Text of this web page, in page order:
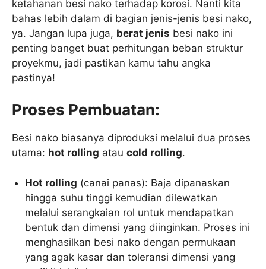
ketahanan besi nako terhadap korosi. Nanti kita
bahas lebih dalam di bagian jenis-jenis besi nako,
ya. Jangan lupa juga, berat jenis besi nako ini
penting banget buat perhitungan beban struktur
proyekmu, jadi pastikan kamu tahu angka
pastinya!
Proses Pembuatan:
Besi nako biasanya diproduksi melalui dua proses
utama: hot rolling atau cold rolling.
Hot rolling (canai panas): Baja dipanaskan
hingga suhu tinggi kemudian dilewatkan
melalui serangkaian rol untuk mendapatkan
bentuk dan dimensi yang diinginkan. Proses ini
menghasilkan besi nako dengan permukaan
yang agak kasar dan toleransi dimensi yang